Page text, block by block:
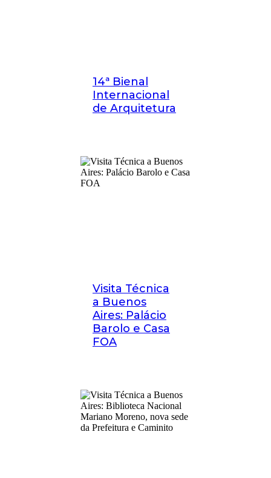
14ª Bienal
Internacional
de Arquitetura
Visita Técnica
a Buenos
Aires: Palácio
Barolo e Casa
FOA